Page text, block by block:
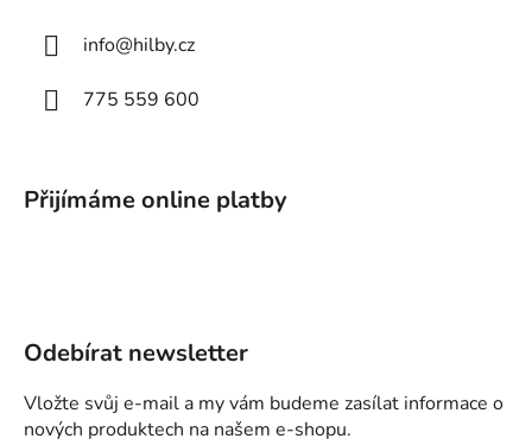
info@hilby.cz
775 559 600
Přijímáme online platby
Odebírat newsletter
Vložte svůj e-mail a my vám budeme zasílat informace o
nových produktech na našem e-shopu.